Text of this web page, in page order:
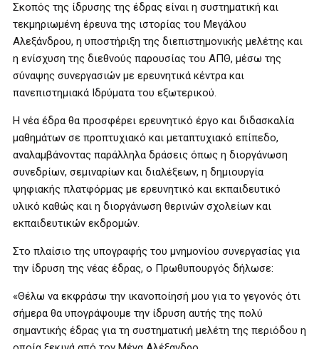
Σκοπός της ίδρυσης της έδρας είναι η συστηματική και
τεκμηριωμένη έρευνα της ιστορίας του Μεγάλου
Αλεξάνδρου, η υποστήριξη της διεπιστημονικής μελέτης και
η ενίσχυση της διεθνούς παρουσίας του ΑΠΘ, μέσω της
σύναψης συνεργασιών με ερευνητικά κέντρα και
πανεπιστημιακά Ιδρύματα του εξωτερικού.
Η νέα έδρα θα προσφέρει ερευνητικό έργο και διδασκαλία
μαθημάτων σε προπτυχιακό και μεταπτυχιακό επίπεδο,
αναλαμβάνοντας παράλληλα δράσεις όπως η διοργάνωση
συνεδρίων, σεμιναρίων και διαλέξεων, η δημιουργία
ψηφιακής πλατφόρμας με ερευνητικό και εκπαιδευτικό
υλικό καθώς και η διοργάνωση θερινών σχολείων και
εκπαιδευτικών εκδρομών.
Στο πλαίσιο της υπογραφής του μνημονίου συνεργασίας για
την ίδρυση της νέας έδρας, ο Πρωθυπουργός δήλωσε:
«Θέλω να εκφράσω την ικανοποίησή μου για το γεγονός ότι
σήμερα θα υπογράψουμε την ίδρυση αυτής της πολύ
σημαντικής έδρας για τη συστηματική μελέτη της περιόδου η